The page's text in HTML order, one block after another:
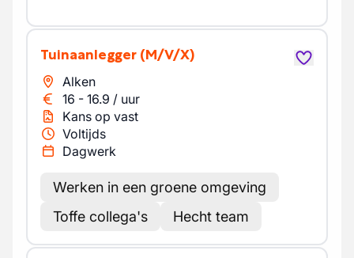
Tuinaanlegger (M/V/X)
Alken
16 - 16.9 / uur
Kans op vast
Voltijds
Dagwerk
Werken in een groene omgeving
Toffe collega's
Hecht team